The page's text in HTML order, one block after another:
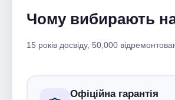
Чому вибирають
15 років досвіду, 50,000
Офіційна гарантія